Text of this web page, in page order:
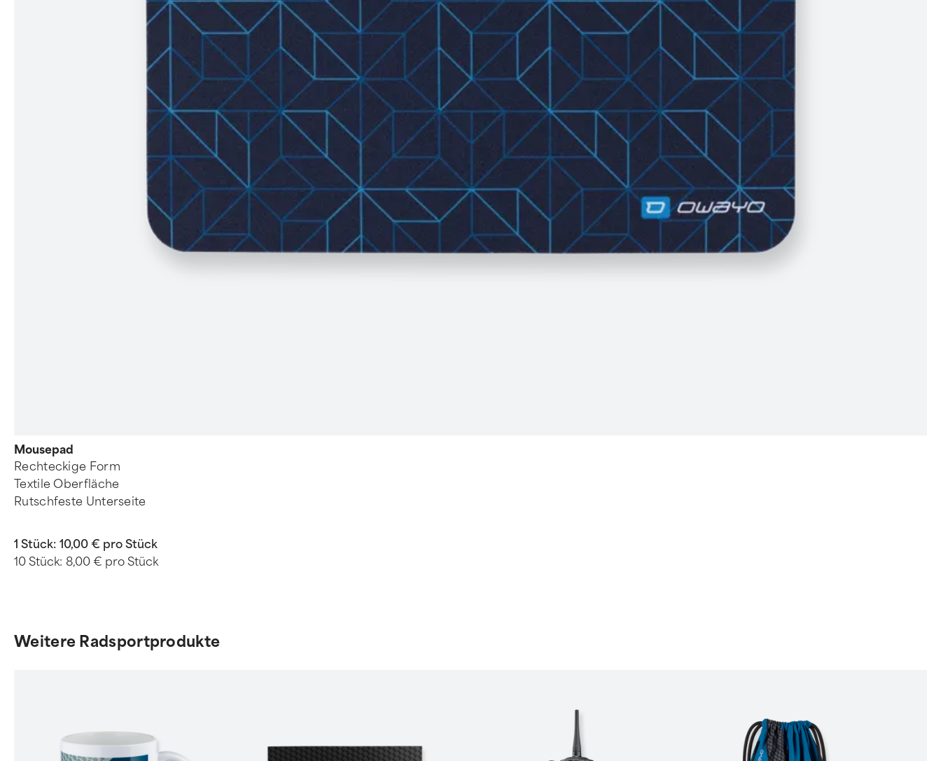
Mousepad
Rechteckige Form
Textile Oberfläche
Rutschfeste Unterseite
1 Stück: 10,00 € pro Stück
10 Stück: 8,00 € pro Stück
Weitere Radsportprodukte